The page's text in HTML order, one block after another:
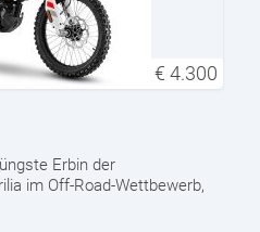
€ 4.300
Erbin der
im Off-Road-Wettbewerb,